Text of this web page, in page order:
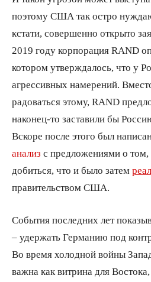
поэтому США так остро
кстати, совершенно открыто
2019 году корпорация RAND
котором утверждалось, что у
агрессивных намерений.
радоваться этому, RAND
наконец-то заставили бы
Вскоре после этого был
анализ с предложениями о том,
добиться, что и было затем
правительством США.
События последних лет
– удержать Германию под
Во время холодной войны
важна как витрина для